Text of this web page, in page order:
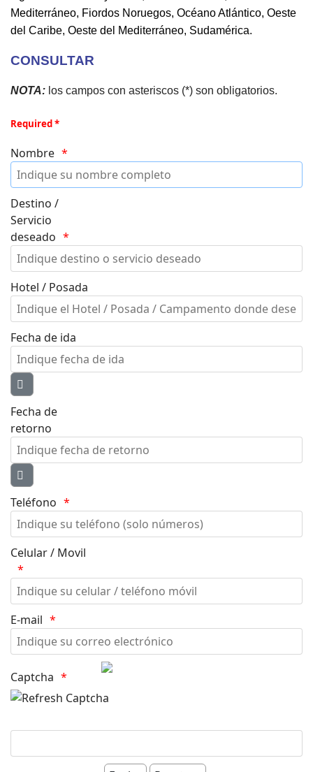
Mediterráneo, Fiordos Noruegos, Océano Atlántico, Oeste
del Caribe, Oeste del Mediterráneo, Sudamérica.
CONSULTAR
NOTA: los campos con asteriscos (*) son obligatorios.
Required *
Nombre
Destino /
Servicio
deseado
Hotel / Posada
Fecha de ida
Fecha de
retorno
Teléfono
Celular / Movil
E-mail
Captcha